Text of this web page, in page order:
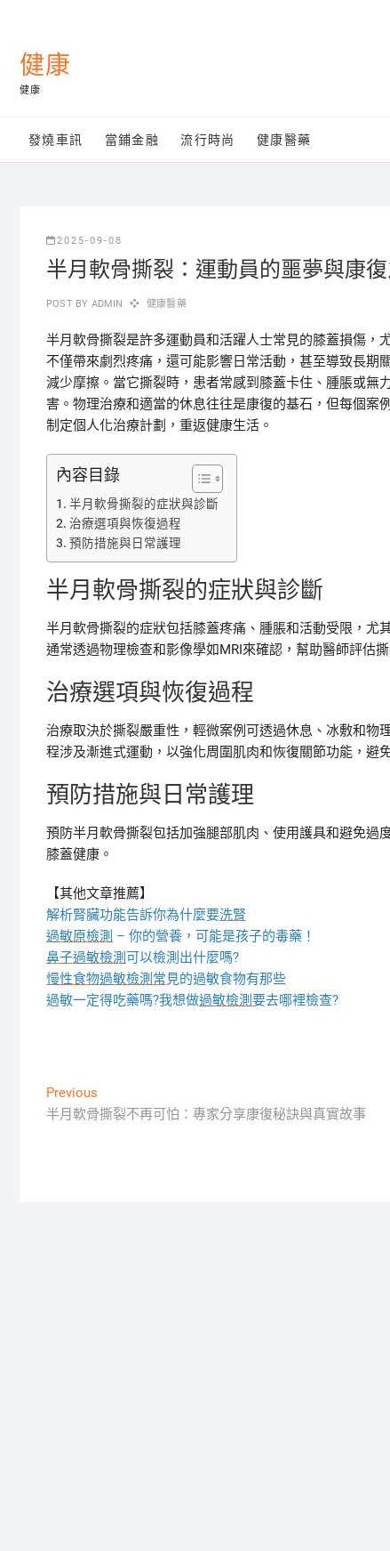
content健康
健康
發燒車訊 當鋪金融 流行時尚 健康醫藥
2025-09-08
半月軟骨撕裂：運動員的噩夢與康
POST BY ADMIN 健康醫藥
半月軟骨撕裂是許多運動員和活躍人士常見的膝蓋損傷，
不僅帶來劇烈疼痛，還可能影響日常活動，甚至導致長期
減少摩擦。當它撕裂時，患者常感到膝蓋卡住、腫脹或無
害。物理治療和適當的休息往往是康復的基石，但每個案
制定個人化治療計劃，重返健康生活。
內容目錄
半月軟骨撕裂的症狀與診斷
治療選項與恢復過程
預防措施與日常護理
半月軟骨撕裂的症狀與診斷
半月軟骨撕裂的症狀包括膝蓋疼痛、腫脹和活動受限，尤
通常透過物理檢查和影像學如MRI來確認，幫助醫師評估
治療選項與恢復過程
治療取決於撕裂嚴重性，輕微案例可透過休息、冰敷和物
程涉及漸進式運動，以強化周圍肌肉和恢復關節功能，避
預防措施與日常護理
預防半月軟骨撕裂包括加強腿部肌肉、使用護具和避免過
膝蓋健康。
【其他文章推薦】
解析腎臟功能告訴你為什麼要洗腎
過敏原檢測 – 你的營養，可能是孩子的毒藥！
鼻子過敏檢測可以檢測出什麼嗎?
慢性食物過敏檢測 常見的過敏食物有那些
過敏一定得吃藥嗎?我想做過敏檢測要去哪裡檢查?
文
章
Previous
post:
半月軟骨撕裂不再可怕：專家分享康復秘訣與真實故事